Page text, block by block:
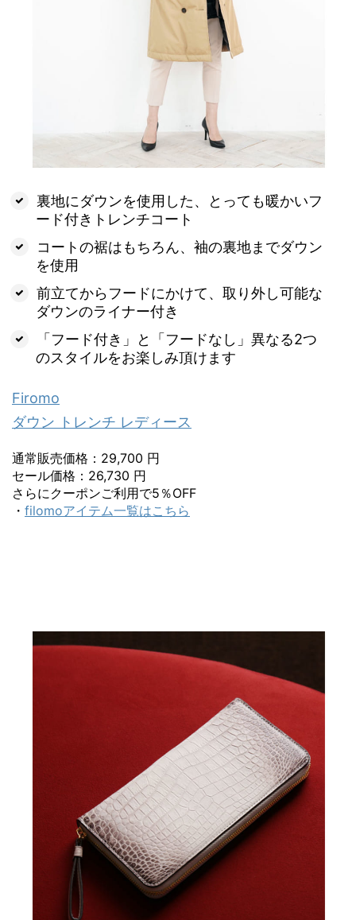
裏地にダウンを使用した、とっても暖かいフ
ード付きトレンチコート
コートの裾はもちろん、袖の裏地までダウン
を使用
前立てからフードにかけて、取り外し可能な
ダウンのライナー付き
「フード付き」と「フードなし」異なる2つ
のスタイルをお楽しみ頂けます
Firomo
ダウン トレンチ レディース
通常販売価格：29,700 円
セール価格：26,730 円
さらにクーポンご利用で5％OFF
・ filomoアイテム一覧はこちら